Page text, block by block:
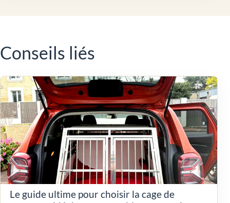
Conseils liés
Le guide ultime pour choisir la cage de